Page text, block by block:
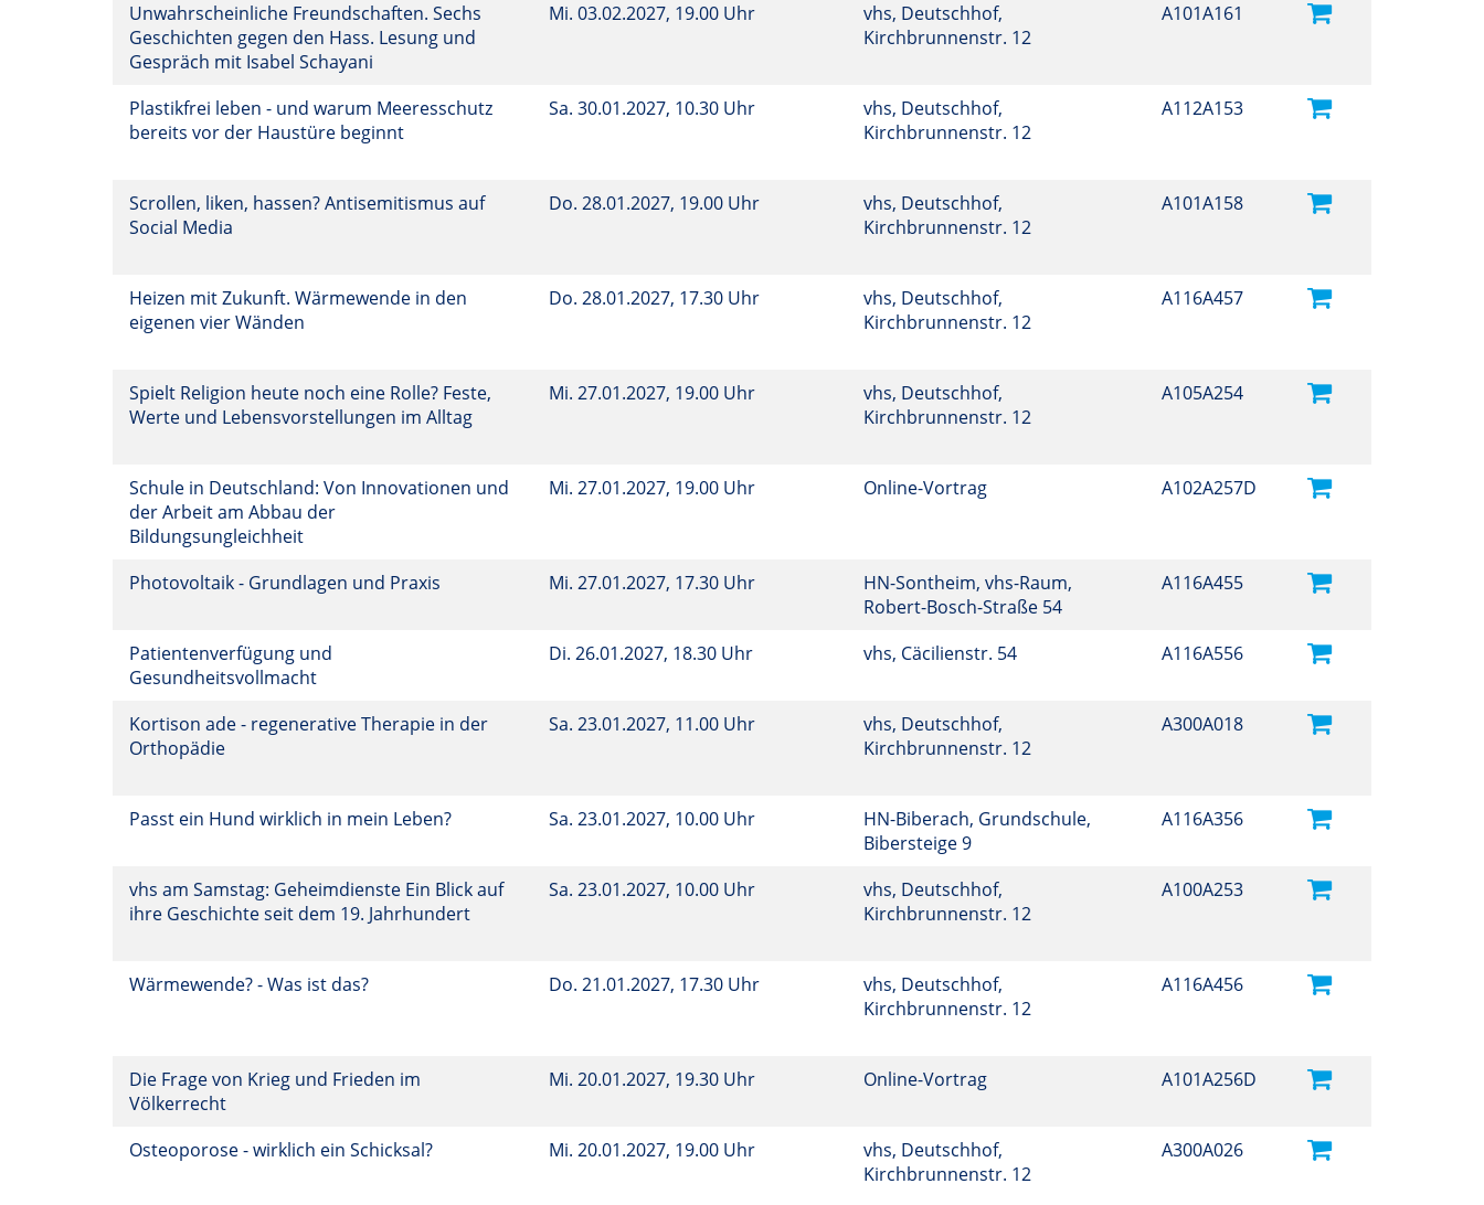
Unwahrscheinliche Freundschaften. Sechs
Geschichten gegen den Hass. Lesung und
Gespräch mit Isabel Schayani
Mi. 03.02.2027, 19.00 Uhr
vhs, Deutschhof,
Kirchbrunnenstr. 12
A101A161
Plastikfrei leben - und warum Meeresschutz
bereits vor der Haustüre beginnt
Sa. 30.01.2027, 10.30 Uhr
vhs, Deutschhof,
Kirchbrunnenstr. 12
A112A153
Scrollen, liken, hassen? Antisemitismus auf
Social Media
Do. 28.01.2027, 19.00 Uhr
vhs, Deutschhof,
Kirchbrunnenstr. 12
A101A158
Heizen mit Zukunft. Wärmewende in den
eigenen vier Wänden
Do. 28.01.2027, 17.30 Uhr
vhs, Deutschhof,
Kirchbrunnenstr. 12
A116A457
Spielt Religion heute noch eine Rolle? Feste,
Werte und Lebensvorstellungen im Alltag
Mi. 27.01.2027, 19.00 Uhr
vhs, Deutschhof,
Kirchbrunnenstr. 12
A105A254
Schule in Deutschland: Von Innovationen und
der Arbeit am Abbau der
Bildungsungleichheit
Mi. 27.01.2027, 19.00 Uhr Online-Vortrag A102A257D
Photovoltaik - Grundlagen und Praxis Mi. 27.01.2027, 17.30 Uhr
HN-Sontheim, vhs-Raum,
Robert-Bosch-Straße 54
A116A455
Patientenverfügung und
Gesundheitsvollmacht
Di. 26.01.2027, 18.30 Uhr vhs, Cäcilienstr. 54 A116A556
Kortison ade - regenerative Therapie in der
Orthopädie
Sa. 23.01.2027, 11.00 Uhr
vhs, Deutschhof,
Kirchbrunnenstr. 12
A300A018
Passt ein Hund wirklich in mein Leben? Sa. 23.01.2027, 10.00 Uhr
HN-Biberach, Grundschule,
Bibersteige 9
A116A356
vhs am Samstag: Geheimdienste Ein Blick auf
ihre Geschichte seit dem 19. Jahrhundert
Sa. 23.01.2027, 10.00 Uhr
vhs, Deutschhof,
Kirchbrunnenstr. 12
A100A253
Wärmewende? - Was ist das? Do. 21.01.2027, 17.30 Uhr
vhs, Deutschhof,
Kirchbrunnenstr. 12
A116A456
Die Frage von Krieg und Frieden im
Völkerrecht
Mi. 20.01.2027, 19.30 Uhr Online-Vortrag A101A256D
Osteoporose - wirklich ein Schicksal? Mi. 20.01.2027, 19.00 Uhr
vhs, Deutschhof,
Kirchbrunnenstr. 12
A300A026